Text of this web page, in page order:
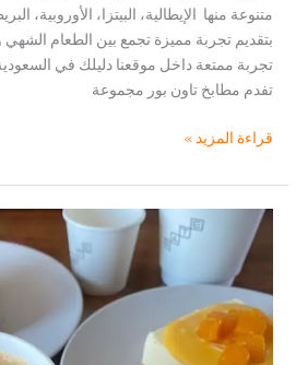
متنوعة منها الإيطالية، البيتزا، الأوروبية،
بتقديم تجربة مميزة تجمع بين الطعام الشهي
تجربة ممتعة داخل موقعنا دليلك في
تفدم مطابخ تاون بور مجموعة
مطعم
تاون
بور
المدينة
_نظرة
عامة
حول
المطعم
قراءة المزيد »